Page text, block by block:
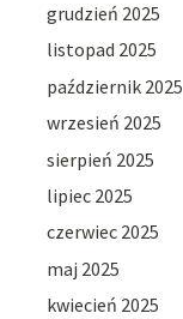
grudzień 2025
listopad 2025
październik 2025
wrzesień 2025
sierpień 2025
lipiec 2025
czerwiec 2025
maj 2025
kwiecień 2025